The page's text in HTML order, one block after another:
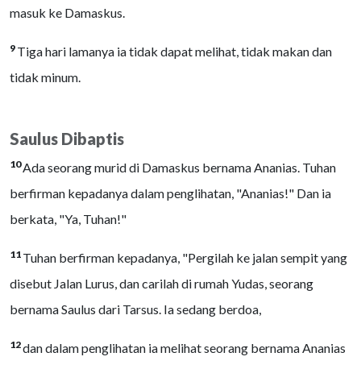
masuk ke Damaskus.
9 Tiga hari lamanya ia tidak dapat melihat, tidak makan dan
tidak minum.
Saulus Dibaptis
10Ada seorang murid di Damaskus bernama Ananias. Tuhan
berfirman kepadanya dalam penglihatan, "Ananias!" Dan ia
berkata, "Ya, Tuhan!"
11 Tuhan berfirman kepadanya, "Pergilah ke jalan sempit yang
disebut Jalan Lurus, dan carilah di rumah Yudas, seorang
bernama Saulus dari Tarsus. Ia sedang berdoa,
12dan dalam penglihatan ia melihat seorang bernama Ananias